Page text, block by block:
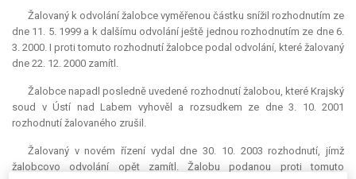
Žalovaný k odvolání žalobce vyměřenou částku snížil rozhodnutím ze
dne 11. 5. 1999 a k dalšímu odvolání ještě jednou rozhodnutím ze dne 6.
3. 2000. I proti tomuto rozhodnutí žalobce podal odvolání, které žalovaný
dne 22. 12. 2000 zamítl.
Žalobce napadl posledně uvedené rozhodnutí žalobou, které Krajský
soud v Ústí nad Labem vyhověl a rozsudkem ze dne 3. 10. 2001
rozhodnutí žalovaného zrušil.
Žalovaný v novém řízení vydal dne 30. 10. 2003 rozhodnutí, jímž
žalobcovo odvolání opět zamítl. Žalobu podanou proti tomuto